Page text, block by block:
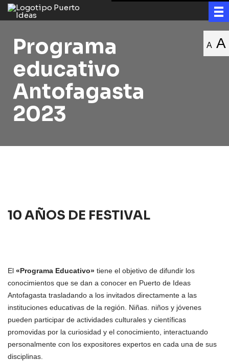
A A
Programa
educativo
Antofagasta
2023
10 AÑOS DE FESTIVAL
El «Programa Educativo» tiene el objetivo de difundir los
conocimientos que se dan a conocer en Puerto de Ideas
Antofagasta trasladando a los invitados directamente a las
instituciones educativas de la región. Niñas. niños y jóvenes
pueden participar de actividades culturales y científicas
promovidas por la curiosidad y el conocimiento, interactuando
personalmente con los expositores expertos en cada una de sus
disciplinas.